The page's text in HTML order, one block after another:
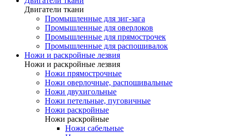
Двигатели ткани
Промышленные для зиг-зага
Промышленные для оверлоков
Промышленные для прямострочек
Промышленные для распошивалок
Ножи и раскройные лезвия
Ножи и раскройные лезвия
Ножи прямострочные
Ножи оверлочные, распошивальные
Ножи двухигольные
Ножи петельные, пуговичные
Ножи раскройные
Ножи раскройные
Ножи сабельные